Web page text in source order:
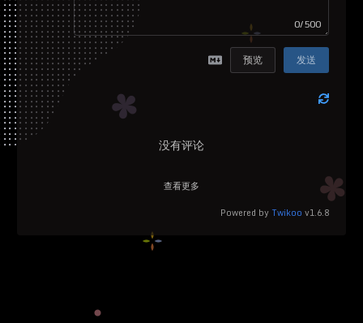
0/500
预览 发送
没有评论
查看更多
Powered by Twikoo v1.6.8